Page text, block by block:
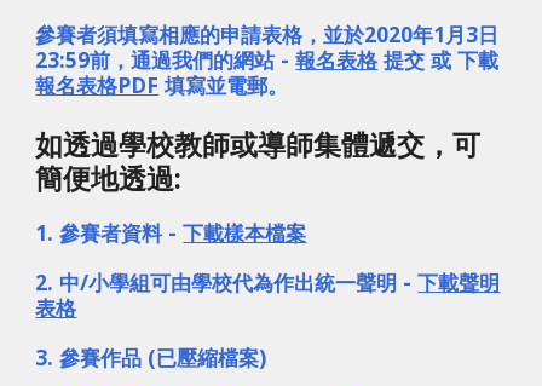
參賽者須填寫相應的申請表格，並於2020年1月3日
23:59前，通過我們的網站 - 報名表格
報名表格PDF 填寫並電郵。
如透過學校教師或導師集體遞交，可
簡便地透過:
1. 參賽者資料 - 下載樣本檔案
2. 中/小學組可由學校代為作出統一聲明 - 下載聲明
表格
3. 參賽作品 (已壓縮檔案)